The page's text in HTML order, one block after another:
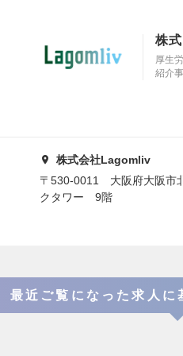
株
厚生
紹介
株式会社Lagomliv
〒530-0011 大阪府大阪市
クタワー 9階
最近ご覧になった求人に